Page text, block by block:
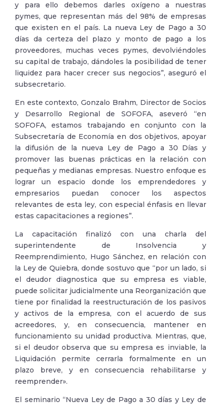
y para ello debemos darles oxígeno a nuestras
pymes, que representan más del 98% de empresas
que existen en el país. La nueva Ley de Pago a 30
días da certeza del plazo y monto de pago a los
proveedores, muchas veces pymes, devolviéndoles
su capital de trabajo, dándoles la posibilidad de tener
liquidez para hacer crecer sus negocios”, aseguró el
subsecretario.
En este contexto, Gonzalo Brahm, Director de Socios
y Desarrollo Regional de SOFOFA, aseveró “en
SOFOFA, estamos trabajando en conjunto con la
Subsecretaría de Economía en dos objetivos, apoyar
la difusión de la nueva Ley de Pago a 30 Días y
promover las buenas prácticas en la relación con
pequeñas y medianas empresas. Nuestro enfoque es
lograr un espacio donde los emprendedores y
empresarios puedan conocer los aspectos
relevantes de esta ley, con especial énfasis en llevar
estas capacitaciones a regiones”.
La capacitación finalizó con una charla del
superintendente de Insolvencia y
Reemprendimiento, Hugo Sánchez, en relación con
la Ley de Quiebra, donde sostuvo que “por un lado, si
el deudor diagnostica que su empresa es viable,
puede solicitar judicialmente una Reorganización que
tiene por finalidad la reestructuración de los pasivos
y activos de la empresa, con el acuerdo de sus
acreedores, y, en consecuencia, mantener en
funcionamiento su unidad productiva. Mientras, que,
si el deudor observa que su empresa es inviable, la
Liquidación permite cerrarla formalmente en un
plazo breve, y en consecuencia rehabilitarse y
reemprender».
El seminario “Nueva Ley de Pago a 30 días y Ley de